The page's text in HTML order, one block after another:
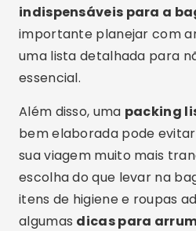
indispensáveis para a
importante planejar com
uma lista detalhada para
essencial.
Além disso, uma packing
bem elaborada pode
sua viagem muito mais
escolha do que levar na
itens de higiene e roupas
algumas dicas para